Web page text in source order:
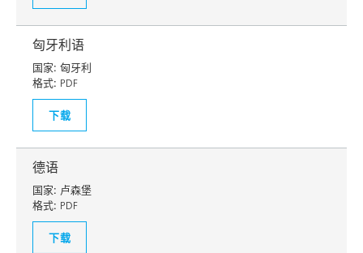
匈牙利语
国家: 匈牙利
格式: PDF
下载
德语
国家: 卢森堡
格式: PDF
下载